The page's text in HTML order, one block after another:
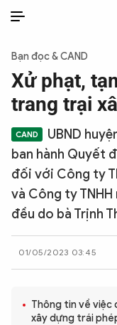
THỜI SỰ
CHỐNG DIỄN BIẾN
CÔNG AN TRONG
PHÁP LUẬT
Bạn đọc & CAND
Xử phạt,
trang trại
UBND
ban hành Quyết
đối với Công ty
và Công ty
đều do bà Trịnh
01/05/2023 03:45
Thông tin về việc
xây dựng trái